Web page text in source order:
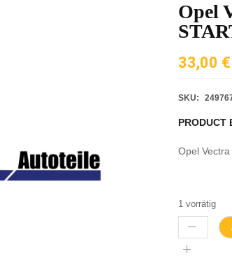
Opel
33,00 €
SKU:
PRODUCT
Opel
1 vorrätig